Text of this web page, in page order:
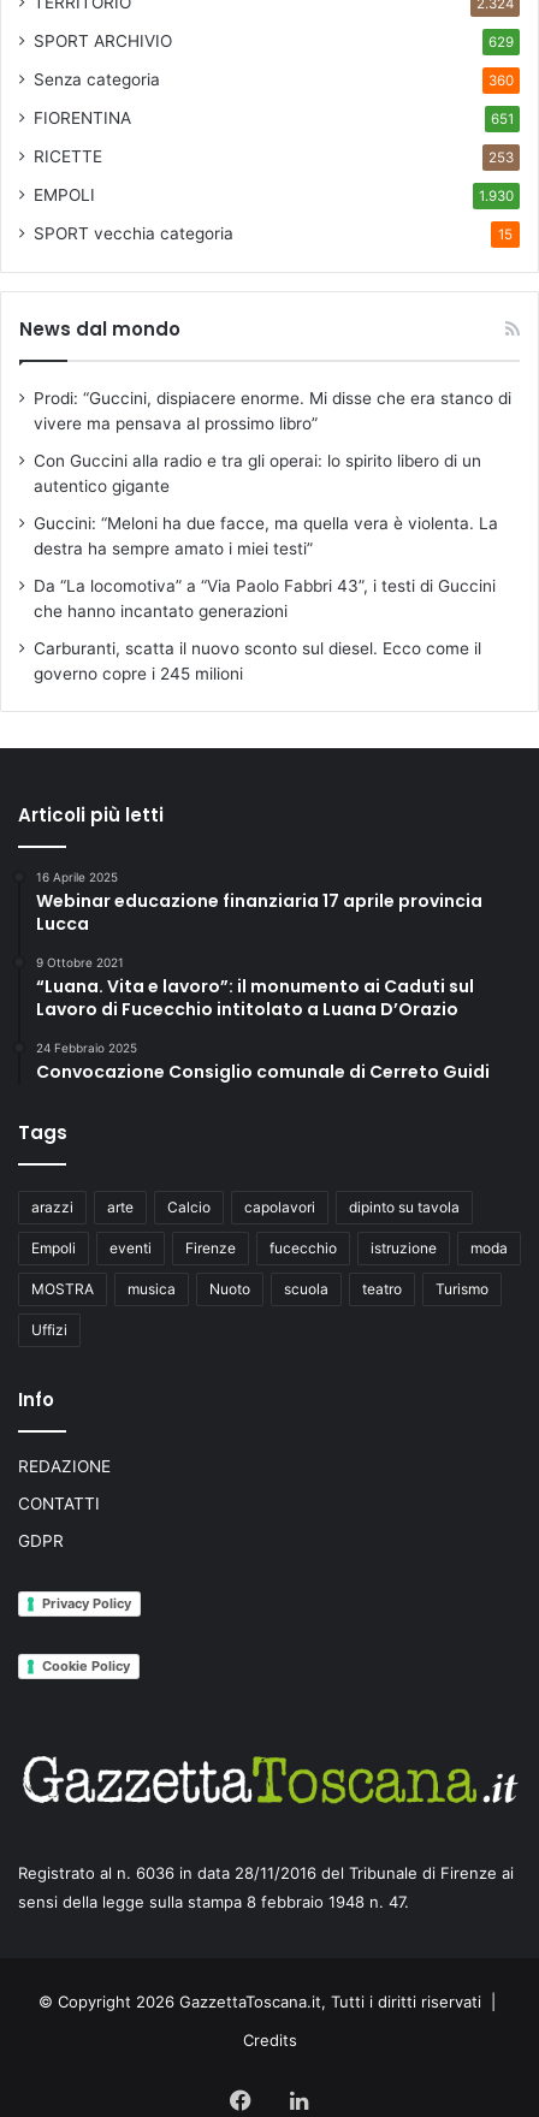
2.324
SPORT ARCHIVIO 629
Senza categoria 360
FIORENTINA 651
RICETTE 253
EMPOLI 1.930
SPORT vecchia categoria 15
News dal mondo
Prodi: “Guccini, dispiacere enorme. Mi disse che era stanco di
vivere ma pensava al prossimo libro”
Con Guccini alla radio e tra gli operai: lo spirito libero di un
autentico gigante
Guccini: “Meloni ha due facce, ma quella vera è violenta. La
destra ha sempre amato i miei testi”
Da “La locomotiva” a “Via Paolo Fabbri 43”, i testi di Guccini
che hanno incantato generazioni
Carburanti, scatta il nuovo sconto sul diesel. Ecco come il
governo copre i 245 milioni
Articoli più letti
16 Aprile 2025
Webinar educazione finanziaria 17 aprile provincia
Lucca
9 Ottobre 2021
“Luana. Vita e lavoro”: il monumento ai Caduti sul
Lavoro di Fucecchio intitolato a Luana D’Orazio
24 Febbraio 2025
Convocazione Consiglio comunale di Cerreto Guidi
Tags
arazzi arte Calcio capolavori dipinto su tavola
Empoli eventi Firenze fucecchio istruzione moda
MOSTRA musica Nuoto scuola teatro Turismo
Uffizi
Info
REDAZIONE
CONTATTI
GDPR
Privacy Policy
Cookie Policy
Registrato al n. 6036 in data 28/11/2016 del Tribunale di Firenze ai
sensi della legge sulla stampa 8 febbraio 1948 n. 47.
© Copyright 2026 GazzettaToscana.it, Tutti i diritti riservati |
Credits
FacebookLinkedIn